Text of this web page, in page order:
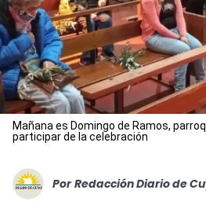
Mañana es Domingo de Ramos,
participar de la celebración
Por Redacción Diario de